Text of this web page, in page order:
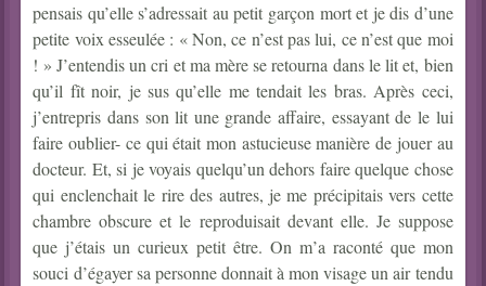
pensais qu’elle s’adressait au petit garçon mort et je dis d’une
petite voix esseulée : « Non, ce n’est pas lui, ce n’est que moi
! » J’entendis un cri et ma mère se retourna dans le lit et, bien
qu’il fît noir, je sus qu’elle me tendait les bras.Après ceci,
j’entrepris dans son lit une grande affaire, essayant de le lui
faire oublier- ce qui était mon astucieuse manière de jouer au
docteur. Et, si je voyais quelqu’un dehors faire quelque chose
qui enclenchait le rire des autres, je me précipitais vers cette
chambre obscure et le reproduisait devant elle. Je suppose
que j’étais un curieux petit être. On m’a raconté que mon
souci d’égayer sa personne donnait à mon visage un air tendu